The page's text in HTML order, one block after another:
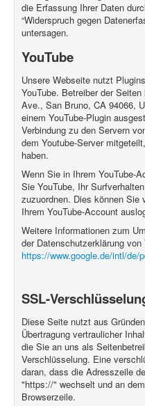
die Erfassung Ihrer Daten
“Widerspruch gegen
untersagen.
YouTube
Unsere Webseite nutzt
YouTube. Betreiber der
Ave., San Bruno, CA 94066,
einem YouTube-Plugin
Verbindung zu den Servern
dem Youtube-Server
haben.
Wenn Sie in Ihrem YouTube-
Sie YouTube, Ihr
zuzuordnen. Dies können Sie
Ihrem YouTube-Account
Weitere Informationen zum
der Datenschutzerklärung von
https://www.google.de/intl/de/
SSL-
Diese Seite nutzt aus
Übertragung vertraulicher
die Sie an uns als
Verschlüsselung. Eine
daran, dass die Adresszeile
"https://" wechselt und an
Browserzeile.